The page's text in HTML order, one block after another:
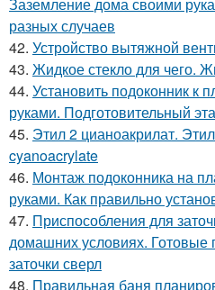
Заземление дома своими
разных случаев
42. Устройство вытяжной
43. Жидкое стекло для чего.
44. Установить подоконник к
руками. Подготовительный
45. Этил 2 цианоакрилат.
cyanoacrylate
46. Монтаж подоконника на
руками. Как правильно
47. Приспособления для
домашних условиях. Готовые
заточки сверл
48. Правильная баня